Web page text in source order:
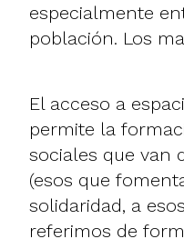
especialmente
población. Los
El acceso a
permite la
sociales que van
(esos que
solidaridad, a
referimos de